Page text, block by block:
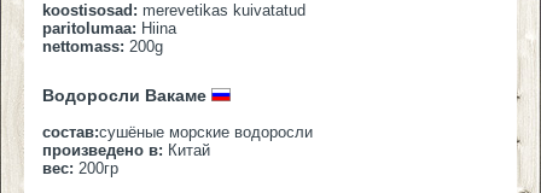
koostisosad: merevetikas kuivatatud
paritolumaa: Hiina
nettomass: 200g
Водоросли Вакаме
состав:сушёные морские водоросли
произведено в: Китай
вес: 200гр